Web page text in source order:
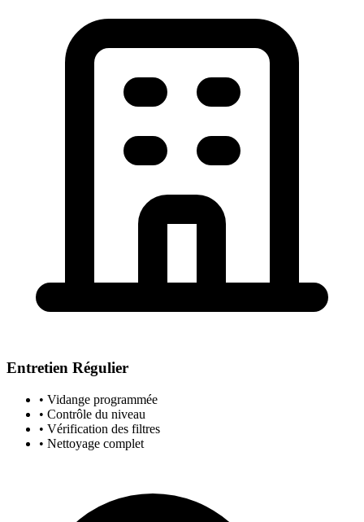
Entretien Régulier
• Vidange programmée
• Contrôle du niveau
• Vérification des filtres
• Nettoyage complet